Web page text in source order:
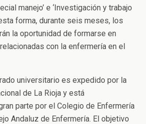
manejo’ e ‘Investigación y trabajo
forma, durante seis meses, los
la oportunidad de formarse en
con la enfermería en el
universitario es expedido por la
de La Rioja y está
parte por el Colegio de Enfermería
Andaluz de Enfermería. El objetivo